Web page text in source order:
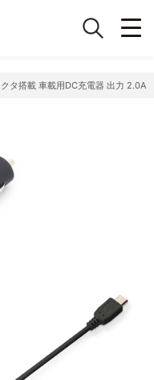
タ搭載 車載用DC充電器 出力 2.0A